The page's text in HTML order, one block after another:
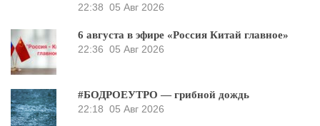
22:38 05 Авг 2026
6 августа в эфире «Россия Китай главное»
22:36 05 Авг 2026
#БОДРОЕУТРО — грибной дождь
22:18 05 Авг 2026